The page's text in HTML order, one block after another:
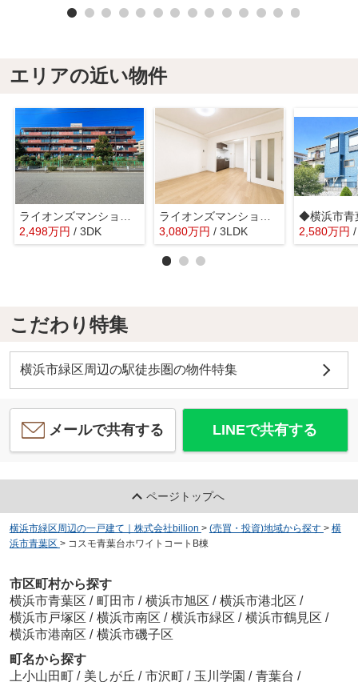
エリアの近い物件
ライオンズマンション青葉台第3 十日市場約11分/オートロック完備
2,498万円 / 3DK
ライオンズマンションたまプラーザ第2
3,080万円 / 3LDK 2,580万円
こだわり特集
横浜市緑区周辺の駅徒歩圏の物件特集
メールで共有する LINEで共有する
ページトップへ
横浜市緑区周辺の一戸建て｜株式会社billion > (売買・投資)地域から探す > 横
浜市青葉区 > コスモ青葉台ホワイトコートB棟
市区町村から探す
横浜市青葉区 / 町田市 / 横浜市旭区 / 横浜市港北区 /
横浜市戸塚区 / 横浜市南区 / 横浜市緑区 / 横浜市鶴見区 /
横浜市港南区 / 横浜市磯子区
町名から探す
上小山田町 / 美しが丘 / 市沢町 / 玉川学園 / 青葉台 /